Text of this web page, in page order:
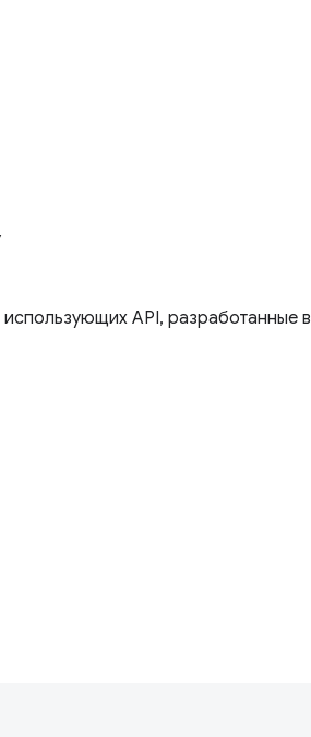
API, разработанные в